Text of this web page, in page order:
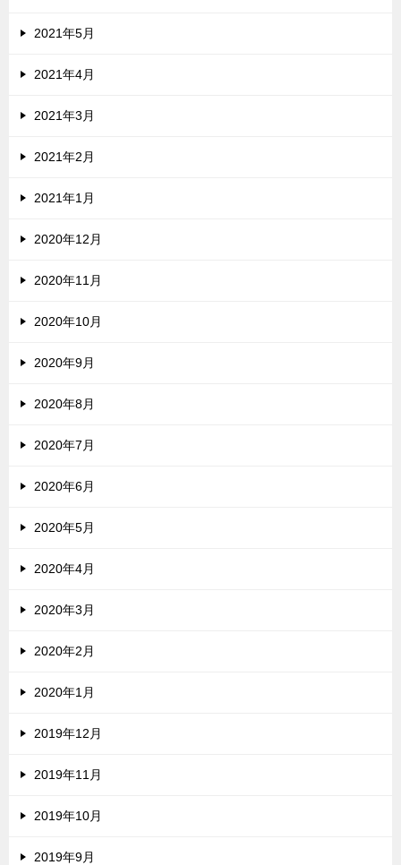
2021年5月
2021年4月
2021年3月
2021年2月
2021年1月
2020年12月
2020年11月
2020年10月
2020年9月
2020年8月
2020年7月
2020年6月
2020年5月
2020年4月
2020年3月
2020年2月
2020年1月
2019年12月
2019年11月
2019年10月
2019年9月